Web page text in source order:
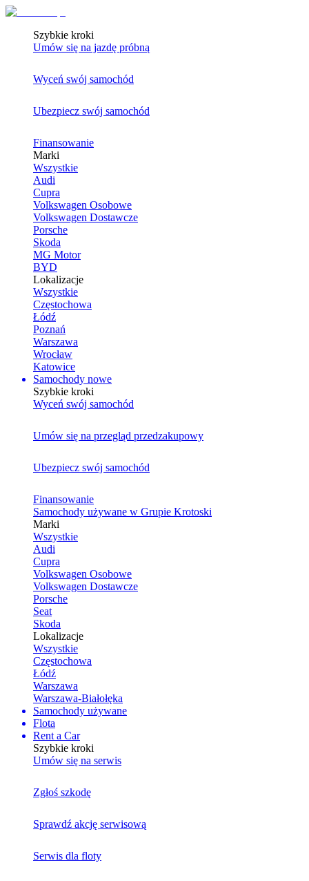
Szybkie kroki
Umów się na jazdę próbną
Wyceń swój samochód
Ubezpiecz swój samochód
Finansowanie
Marki
Wszystkie
Audi
Cupra
Volkswagen Osobowe
Volkswagen Dostawcze
Porsche
Skoda
MG Motor
BYD
Lokalizacje
Wszystkie
Częstochowa
Łódź
Poznań
Warszawa
Wrocław
Katowice
Samochody nowe
Szybkie kroki
Wyceń swój samochód
Umów się na przegląd przedzakupowy
Ubezpiecz swój samochód
Finansowanie
Samochody używane w Grupie Krotoski
Marki
Wszystkie
Audi
Cupra
Volkswagen Osobowe
Volkswagen Dostawcze
Porsche
Seat
Skoda
Lokalizacje
Wszystkie
Częstochowa
Łódź
Warszawa
Warszawa-Białołęka
Samochody używane
Flota
Rent a Car
Szybkie kroki
Umów się na serwis
Zgłoś szkodę
Sprawdź akcję serwisową
Serwis dla floty